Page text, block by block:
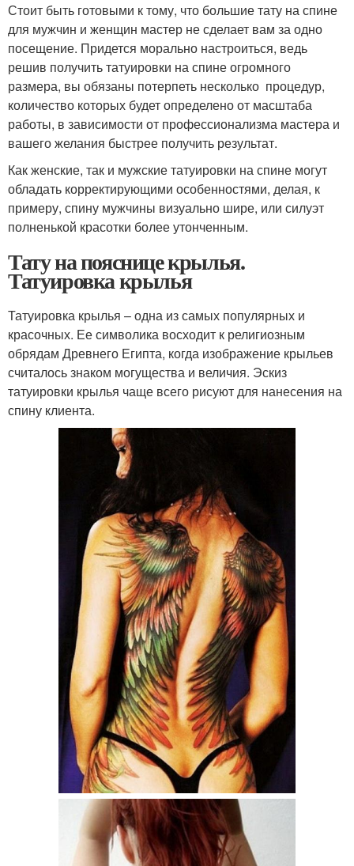
Стоит быть готовыми к тому, что большие тату на спине
для мужчин и женщин мастер не сделает вам за одно
посещение. Придется морально настроиться, ведь
решив получить татуировки на спине огромного
размера, вы обязаны потерпеть несколько процедур,
количество которых будет определено от масштаба
работы, в зависимости от профессионализма мастера и
вашего желания быстрее получить результат.
Как женские, так и мужские татуировки на спине могут
обладать корректирующими особенностями, делая, к
примеру, спину мужчины визуально шире, или силуэт
полненькой красотки более утонченным.
Тату на пояснице крылья.
Татуировка крылья
Татуировка крылья – одна из самых популярных и
красочных. Ее символика восходит к религиозным
обрядам Древнего Египта, когда изображение крыльев
считалось знаком могущества и величия. Эскиз
татуировки крылья чаще всего рисуют для нанесения на
спину клиента.